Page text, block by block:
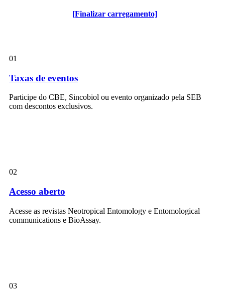
[Finalizar carregamento]
Algumas vantagens para associados
01
Taxas de eventos
Participe do CBE, Sincobiol ou evento organizado pela SEB
com descontos exclusivos.
02
Acesso aberto
Acesse as revistas Neotropical Entomology e Entomological
communications e BioAssay.
03